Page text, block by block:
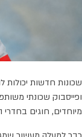
שכונות חדשות יכולות
ופייסבוק שכונתי
מיוחדים, חוגים בחדרי